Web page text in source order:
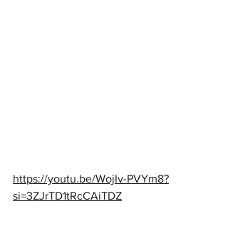
https://youtu.be/WojIv-PVYm8?
si=3ZJrTD1tRcCAiTDZ